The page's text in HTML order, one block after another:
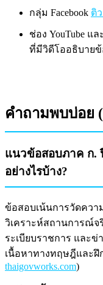
กลุ่ม Facebook ติ
ช่อง YouTube แ
ที่มีวิดีโออธิบาย
คำถามพบบ่อย
แนวข้อสอบภาค ก.
อย่างไรบ้าง?
ข้อสอบเน้นการวัดควา
วิเคราะห์สถานการณ์จ
ระเบียบราชการ และข่
เนื้อหาทางทฤษฎีและ
thaigovworks.com)